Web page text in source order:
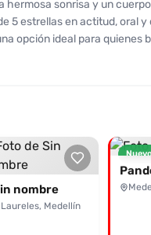
hermosa sonrisa y un
5 estrellas en actitud, oral y
opción ideal para quienes
variados, desde
repetir. Disfruta de un
para vivir un
nombre
Laureles, Medellín